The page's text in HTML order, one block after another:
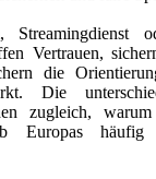
Vertrauen,
die
Die
zugleich,
Europas häufig